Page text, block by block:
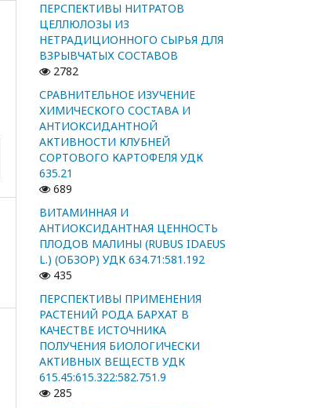
ПЕРСПЕКТИВЫ НИТРАТОВ
ЦЕЛЛЮЛОЗЫ ИЗ
НЕТРАДИЦИОННОГО СЫРЬЯ ДЛЯ
ВЗРЫВЧАТЫХ СОСТАВОВ
2782
СРАВНИТЕЛЬНОЕ ИЗУЧЕНИЕ
ХИМИЧЕСКОГО СОСТАВА И
АНТИОКСИДАНТНОЙ
АКТИВНОСТИ КЛУБНЕЙ
СОРТОВОГО КАРТОФЕЛЯ УДК
635.21
689
ВИТАМИННАЯ И
АНТИОКСИДАНТНАЯ ЦЕННОСТЬ
ПЛОДОВ МАЛИНЫ (RUBUS IDAEUS
L.) (ОБЗОР) УДК 634.71:581.192
435
ПЕРСПЕКТИВЫ ПРИМЕНЕНИЯ
РАСТЕНИЙ РОДА БАРХАТ В
КАЧЕСТВЕ ИСТОЧНИКА
ПОЛУЧЕНИЯ БИОЛОГИЧЕСКИ
АКТИВНЫХ ВЕЩЕСТВ УДК
615.45:615.322:582.751.9
285